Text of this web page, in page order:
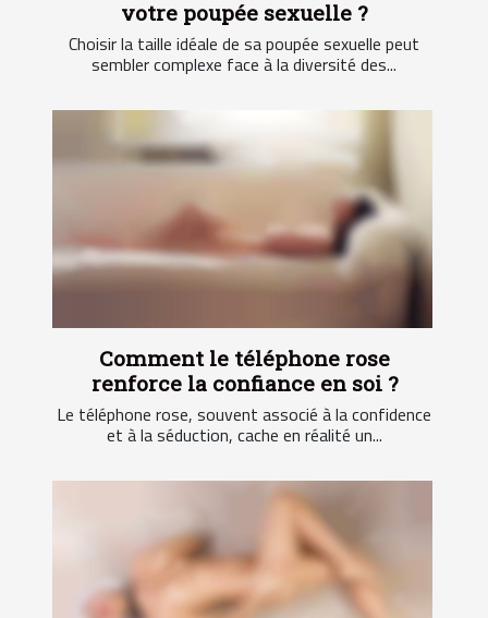
votre poupée sexuelle ?
Choisir la taille idéale de sa poupée sexuelle peut
sembler complexe face à la diversité des...
Comment le téléphone rose
renforce la confiance en soi ?
Le téléphone rose, souvent associé à la confidence
et à la séduction, cache en réalité un...